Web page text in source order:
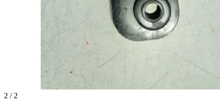
2 / 2